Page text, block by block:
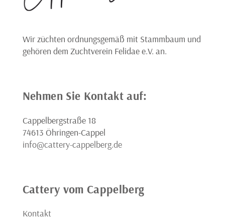
Cattery vom Cappelberg
Kontakt
Wir züchten ordnungsgemäß mit Stammbaum und
gehören dem Zuchtverein Felidae e.V. an.
Nehmen Sie Kontakt auf:
Cappelbergstraße 18
74613 Öhringen-Cappel
info@cattery-cappelberg.de